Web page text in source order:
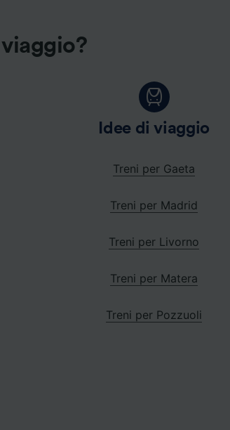
Idee di viaggio
Treni per Gaeta
Treni per Madrid
Treni per Livorno
Treni per Matera
Treni per Pozzuoli